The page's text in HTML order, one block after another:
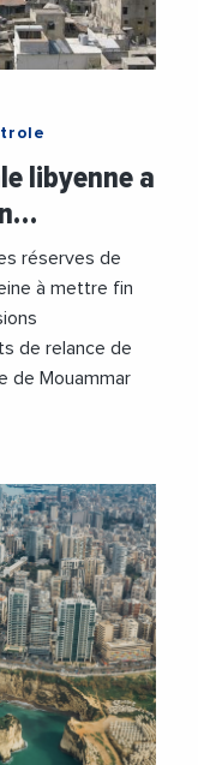
libyenne a
réserves de
à mettre fin
de relance de
de Mouammar